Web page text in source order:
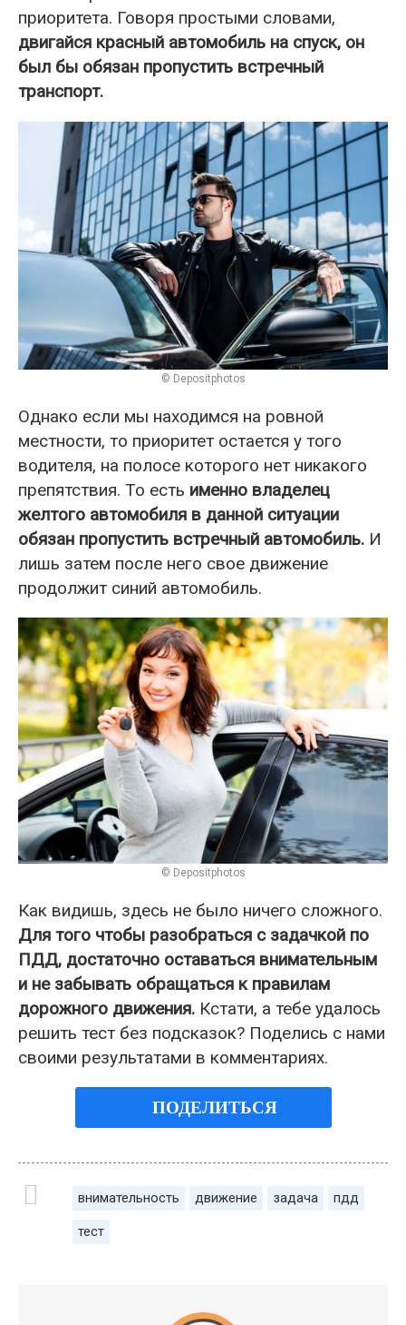
приоритета. Говоря простыми словами,
двигайся красный автомобиль на спуск, он
был бы обязан пропустить встречный
транспорт.
© Depositphotos
Однако если мы находимся на ровной
местности, то приоритет остается у того
водителя, на полосе которого нет никакого
препятствия. То есть именно владелец
желтого автомобиля в данной ситуации
обязан пропустить встречный автомобиль. И
лишь затем после него свое движение
продолжит синий автомобиль.
© Depositphotos
Как видишь, здесь не было ничего сложного.
Для того чтобы разобраться с задачкой по
ПДД, достаточно оставаться внимательным
и не забывать обращаться к правилам
дорожного движения. Кстати, а тебе удалось
решить тест без подсказок? Поделись с нами
своими результатами в комментариях.
ПОДЕЛИТЬСЯ
внимательность движение задача пдд
тест